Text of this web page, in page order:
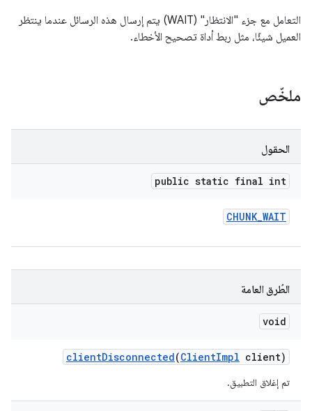
التعامل مع جزء "الانتظار" (WAIT) يتم إرسال هذه الرسائل عندما ينتظر
العميل شيئًا، مثل ربط أداة تصحيح الأخطاء.
ملخّص
الحقول
public static final int
CHUNK_WAIT
الطُرق العامة
void
clientDisconnected(ClientImpl client)
تم إغلاق التطبيق.